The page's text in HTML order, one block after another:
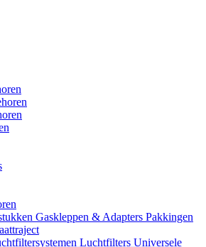
Gaskleppen & Adapters Pakkingen
Luchtfilters Universele